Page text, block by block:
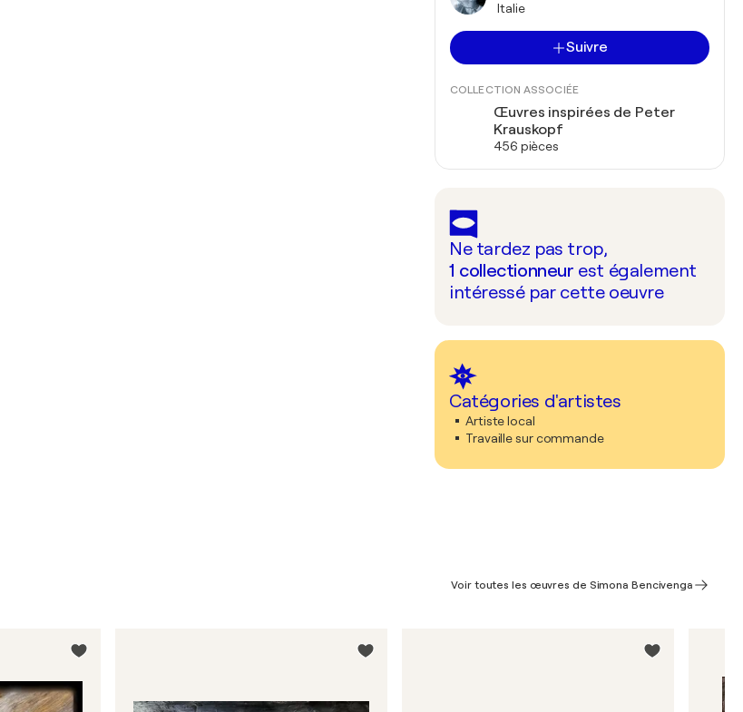
Italie
Suivre
COLLECTION ASSOCIÉE
Œuvres inspirées de Peter
Krauskopf
456 pièces
Ne tardez pas trop,
1 collectionneur est également
intéressé par cette oeuvre
Catégories d'artistes
Artiste local
Travaille sur commande
Voir toutes les œuvres de Simona Bencivenga